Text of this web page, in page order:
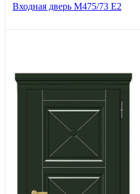
Входная дверь М475/73 Е2